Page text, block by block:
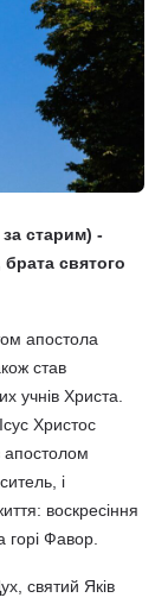
старим) -
святого
апостола
став
учнів Христа.
Христос
апостолом
і
воскресіння
Фавор.
святий Яків